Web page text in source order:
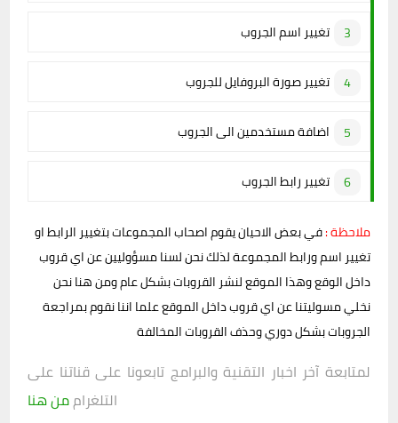
تغيير اسم الجروب
تغيير صورة البروفايل للجروب
اضافة مستخدمين الى الجروب
تغيير رابط الجروب
ملاحظة :في بعض الاحيان يقوم اصحاب المجموعات بتغيير الرابط او
تغيير اسم ورابط المجموعة لذلك نحن لسنا مسؤوليين عن اي قروب
داخل الوقع وهذا الموقع لنشر القروبات بشكل عام ومن هنا نحن
نخلي مسوليتنا عن اي قروب داخل الموقع علما اننا نقوم بمراجعة
الجروبات بشكل دوري وحذف القروبات المخالفة
لمتابعة آخر اخبار التقنية والبرامج تابعونا على قناتنا على
التلغراممن هنا